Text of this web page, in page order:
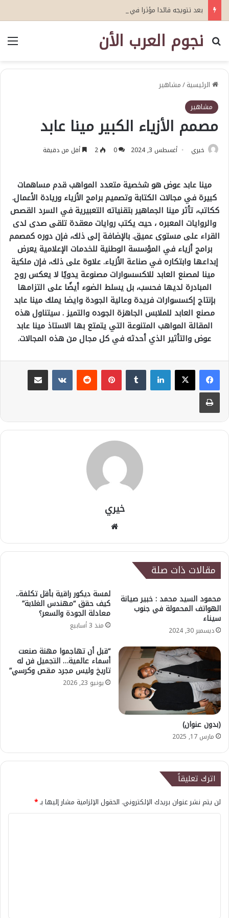
نجوم العرب الأن
بحث عن
الرئيسية/مشاهير
مشاهير
مصمم الأزياء الكبير مينا عابد
خيري أغسطس 3, 2024 0
2 أقل من دقيقة
مينا عابد عوض هو شخصية متعدد المواهب قدم مساهمات
كبيرة في مجالات الكتابة وتصميم برامج الأزياء وريادة الأعمال.
ككاتب، تأثر مينا الجماهير بتقنياته التعبيرية في السرد القصص
والروايات المعبره ، حيث يكتب روايات معقدة تلقى صدى لدى
القراء على مستوى عميق. بالإضافة إلى ذلك، فإن دوره كمصمم
برامج أزياء في المؤسسة الوطنية للخدمات الإعلامية يعرض
إبداعها وابتكاره في صناعة الأزياء. علاوة على ذلك، فإن ملكية
مينا لمصنع العابد للاكسسوارات مصنوعة يدويًا لا يعكس روح
المبادرة لديها فحسب، بل يسلط الضوء أيضًا على التزامها
بإنتاج إكسسوارات فريدة وعالية الجودة وايضا يملك مينا عابد
مصنع العابد للملابس الجاهزة الجوده والتميز . سيتناول هذه
المقالة المواهب المتنوعة التي يتمتع بها الاستاذ مينا عابد
عوض والتأثير الذي أحدثه في كل مجال من هذه المجالات.
لينكدإن بينتيريست
مشاركة عبر البريد
طباعة
خيري
مقالات ذات صلة
محمود السيد محمد : خبير صيانة
الهواتف المحمولة في جنوب
سيناء
ديسمبر 30, 2024
لمسة ديكور راقية بأقل تكلفة..
كيف حقق “مهندس الغلابة”
معادلة الجودة والسعر؟
منذ 3 أسابيع
(بدون عنوان)
مارس 17, 2025
“قبل أن تهاجموا مهنة صنعت
أسماء عالمية… التجميل فن له
تاريخ وليس مجرد مقص وكرسي”
يونيو 23, 2026
اترك تعليقاً
لن يتم نشر عنوان بريدك الإلكتروني. الحقول الإلزامية مشار إليها بـ*